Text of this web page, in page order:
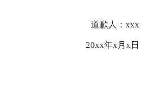
道歉人：xxx
20xx年x月x日